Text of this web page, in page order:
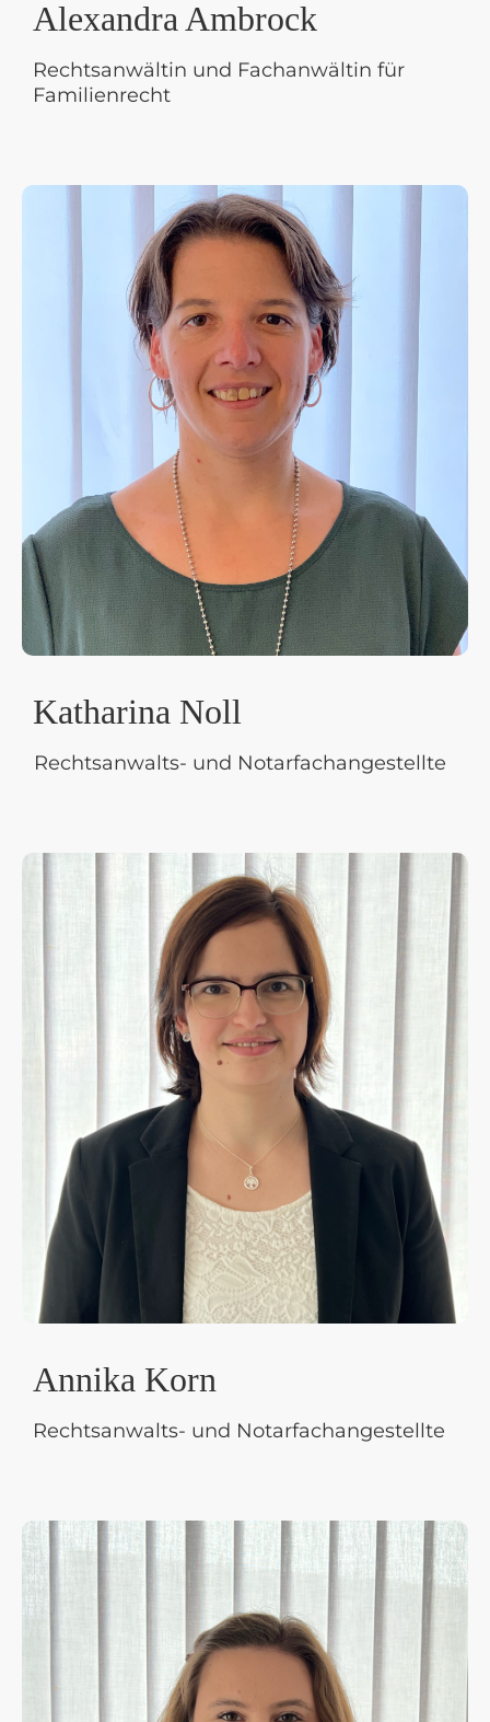
Alexandra Ambrock
Rechtsanwältin und Fachanwältin für
Familienrecht
Katharina Noll
Rechtsanwalts- und Notarfachangestellte
Annika Korn
Rechtsanwalts- und Notarfachangestellte